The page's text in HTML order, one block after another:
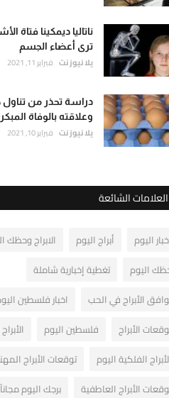
ناتاليا ديمكينا فتاة
ترى أعضاء الجسم
يلا نيوز نت فبراير 11, 2021
دراسة تحذر من
وعلاقته بالوفاة
يلا نيوز نت فبراير 10, 2021
العلامات الشائعة
اليوم أبراج اليوم
الابراج وحظك
اليوم
تغطية إخبارية شاملة
الأبراج في الحب
اخبار فلسطين
الأبراج
فلسطين اليوم
الفلكية اليوم
توقعات الأبراج
الأبراج العاطفية
برجك اليوم مجاناً